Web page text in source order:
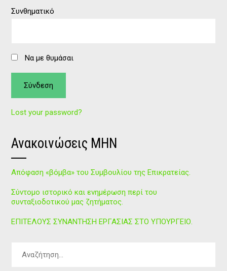
Συνθηματικό
Να με θυμάσαι
Lost your password?
Ανακοινώσεις ΜΗΝ
Απόφαση «βόμβα» του Συμβουλίου της Επικρατείας.
Σύντομο ιστορικό και ενημέρωση περί του
συνταξιοδοτικού μας ζητήματος.
ΕΠΙΤΕΛΟΥΣ ΣΥΝΑΝΤΗΣΗ ΕΡΓΑΣΙΑΣ ΣΤΟ ΥΠΟΥΡΓΕΙΟ.